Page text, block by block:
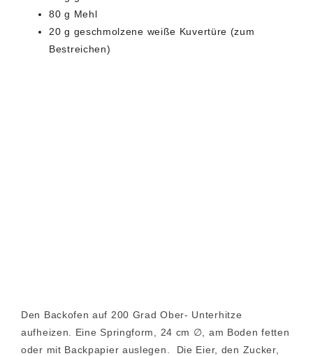
80 g Mehl
20 g geschmolzene weiße Kuvertüre (zum
Bestreichen)
Den Backofen auf 200 Grad Ober- Unterhitze
aufheizen. Eine Springform, 24 cm ∅, am Boden fetten
oder mit Backpapier auslegen. Die Eier, den Zucker,